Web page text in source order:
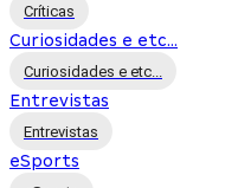
Críticas
Curiosidades e etc...
Curiosidades e etc...
Entrevistas
Entrevistas
eSports